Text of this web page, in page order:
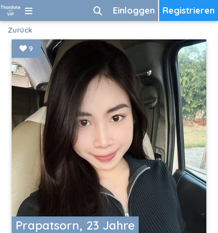
Registrieren
Einloggen
Zurück
Prapatsorn, 23 Jahre
9